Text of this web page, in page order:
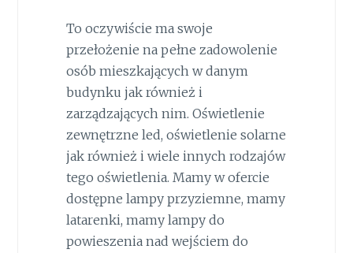
To oczywiście ma swoje
przełożenie na pełne zadowolenie
osób mieszkających w danym
budynku jak również i
zarządzających nim. Oświetlenie
zewnętrzne led, oświetlenie solarne
jak również i wiele innych rodzajów
tego oświetlenia. Mamy w ofercie
dostępne lampy przyziemne, mamy
latarenki, mamy lampy do
powieszenia nad wejściem do